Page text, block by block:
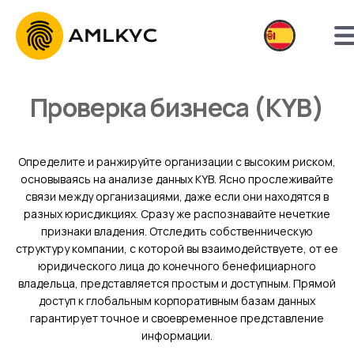
Проверка бизнеса (KYB)
Определите и ранжируйте организации с высоким риском,
основываясь на анализе данных KYB. Ясно прослеживайте
связи между организациями, даже если они находятся в
разных юрисдикциях. Сразу же распознавайте нечеткие
признаки владения. Отследить собственническую
структуру компании, с которой вы взаимодействуете, от ее
юридического лица до конечного бенефициарного
владельца, представляется простым и доступным. Прямой
доступ к глобальным корпоративным базам данных
гарантирует точное и своевременное представление
информации.